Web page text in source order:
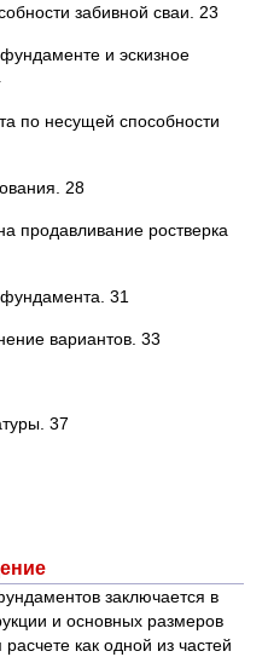
забивной сваи. 23
и эскизное
по несущей способности
28
продавливание ростверка
31
вариантов. 33
37
заключается в
и основных размеров
как одной из частей